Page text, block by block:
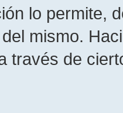
lo permite,
mismo.
través de